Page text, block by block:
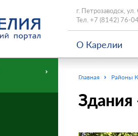
г. Петрозаводск,
Тел. +7 (8142) 76-
О Карелии
Главная Районы
Здания